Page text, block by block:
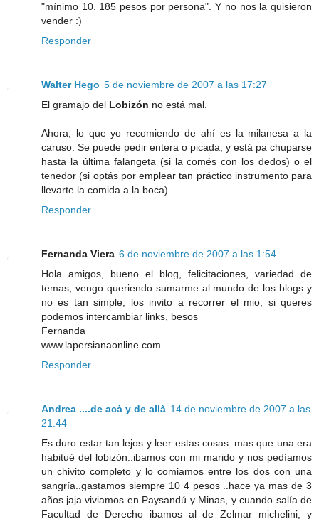
"mínimo 10. 185 pesos por persona". Y no nos la quisieron
vender :)
Responder
Walter Hego 5 de noviembre de 2007 a las 17:27
El gramajo del Lobizón no está mal.
Ahora, lo que yo recomiendo de ahí es la milanesa a la
caruso. Se puede pedir entera o picada, y está pa chuparse
hasta la última falangeta (si la comés con los dedos) o el
tenedor (si optás por emplear tan práctico instrumento para
llevarte la comida a la boca).
Responder
Fernanda Viera 6 de noviembre de 2007 a las 1:54
Hola amigos, bueno el blog, felicitaciones, variedad de
temas, vengo queriendo sumarme al mundo de los blogs y
no es tan simple, los invito a recorrer el mio, si queres
podemos intercambiar links, besos
Fernanda
www.lapersianaonline.com
Responder
Andrea ....de acà y de allà 14 de noviembre de 2007 a las
21:44
Es duro estar tan lejos y leer estas cosas..mas que una era
habitué del lobizón..ibamos con mi marido y nos pedíamos
un chivito completo y lo comiamos entre los dos con una
sangría..gastamos siempre 10 4 pesos ..hace ya mas de 3
años jaja.viviamos en Paysandú y Minas, y cuando salía de
Facultad de Derecho ibamos al de Zelmar michelini, y